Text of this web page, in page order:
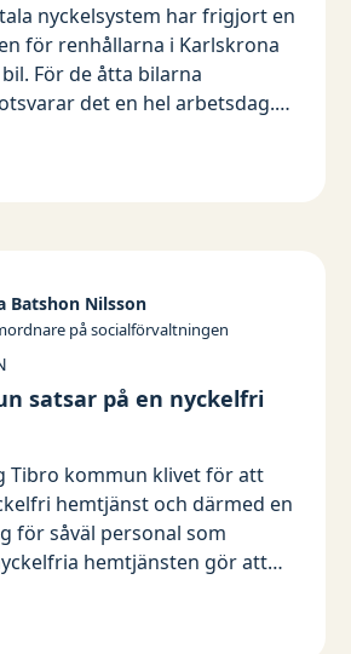
nyckelsystem har frigjort en
för renhållarna i Karlskrona
För de åtta bilarna
det en hel arbetsdag.
gått åt till att leta,
Batshon Nilsson
på socialförvaltningen
satsar på en nyckelfri
Tibro kommun klivet för att
hemtjänst och därmed en
för såväl personal som
hemtjänsten gör att
kan distribueras till den som
samtidigt som säkerheten